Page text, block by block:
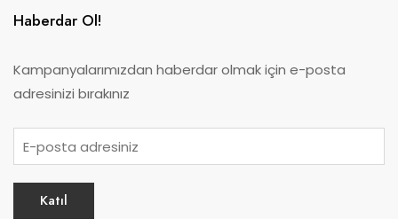
Haberdar Ol!
Kampanyalarımızdan haberdar olmak için e-posta
adresinizi bırakınız